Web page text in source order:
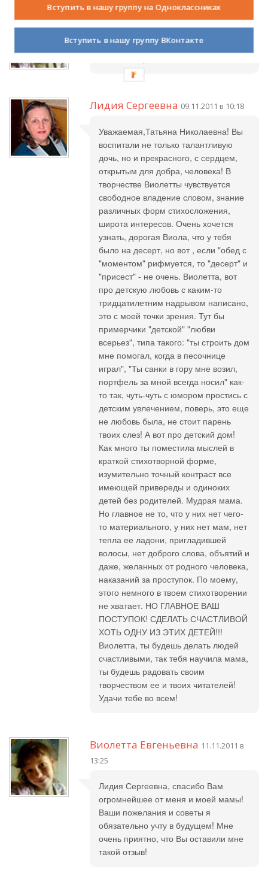
Виолетта Евгеньевна 08.11.2011 в
Лидия Сергеевна 09.11.2011 в 10:18
Уважаемая,Татьяна Николаевна! Вы
воспитали не только талантливую
дочь, но и прекрасного, с сердцем,
открытым для добра, человека! В
творчестве Виолетты чувствуется
свободное владение словом, знание
различных форм стихосложения,
широта интересов. Очень хочется
узнать, дорогая Виола, что у тебя
было на десерт, но вот , если "обед с
"моментом" рифмуется, то "десерт" и
"присест" - не очень. Виолетта, вот
про детскую любовь с каким-то
тридцатилетним надрывом написано,
это с моей точки зрения. Тут бы
примерчики "детской" "любви
всерьез", типа такого: "ты строить дом
мне помогал, когда в песочнице
играл", "Ты санки в гору мне возил,
портфель за мной всегда носил" как-
то так, чуть-чуть с юмором простись с
детским увлечением, поверь, это еще
не любовь была, не стоит парень
твоих слез! А вот про детский дом!
Как много ты поместила мыслей в
краткой стихотворной форме,
изумительно точный контраст все
имеющей привереды и одиноких
детей без родителей. Мудрая мама.
Но главное не то, что у них нет чего-
то материального, у них нет мам, нет
тепла ее ладони, пригладившей
волосы, нет доброго слова, объятий и
даже, желанных от родного человека,
наказаний за проступок. По моему,
этого немного в твоем стихотворении
не хватает. НО ГЛАВНОЕ ВАШ
ПОСТУПОК! СДЕЛАТЬ СЧАСТЛИВОЙ
ХОТЬ ОДНУ ИЗ ЭТИХ ДЕТЕЙ!!!
Виолетта, ты будешь делать людей
счастливыми, так тебя научила мама,
ты будешь радовать своим
творчеством ее и твоих читателей!
Удачи тебе во всем!
Виолетта Евгеньевна 11.11.2011 в
13:25
Лидия Сергеевна, спасибо Вам
огромнейшее от меня и моей мамы!
Ваши пожелания и советы я
обязательно учту в будущем! Мне
очень приятно, что Вы оставили мне
такой отзыв!
Вступить в нашу группу на Одноклассниках
Вступить в нашу группу ВКонтакте